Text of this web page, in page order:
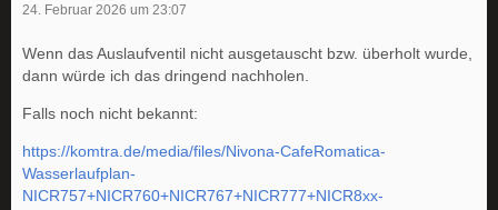
24. Februar 2026 um 23:07
Wenn das Auslaufventil nicht ausgetauscht bzw. überholt wurde,
dann würde ich das dringend nachholen.
Falls noch nicht bekannt:
https://komtra.de/media/files/Nivona-CafeRomatica-
Wasserlaufplan-
NICR757+NICR760+NICR767+NICR777+NICR8xx-